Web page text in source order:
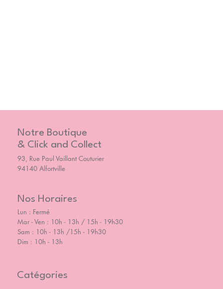
Notre Boutique
& Click and Collect
93, Rue Paul Vaillant Couturier
94140 Alfortville
Nos Horaires
Lun : Fermé
Mar - Ven : 10h - 13h / 15h - 19h30
Sam : 10h - 13h /15h - 19h30
Dim : 10h - 13h
Catégories